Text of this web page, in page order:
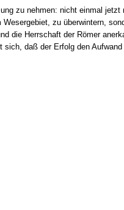
zu nehmen: nicht einmal jetzt
zu überwintern,
die Herrschaft der Römer
sich, daß der Erfolg den